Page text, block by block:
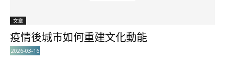
文章
疫情後城市如何重建文化動能
2026-03-16